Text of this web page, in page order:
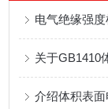
电气绝缘强
关于GB1410
介绍体积表